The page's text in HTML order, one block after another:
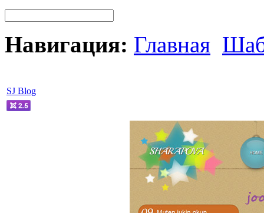
Навигация: Главная
SJ Blog